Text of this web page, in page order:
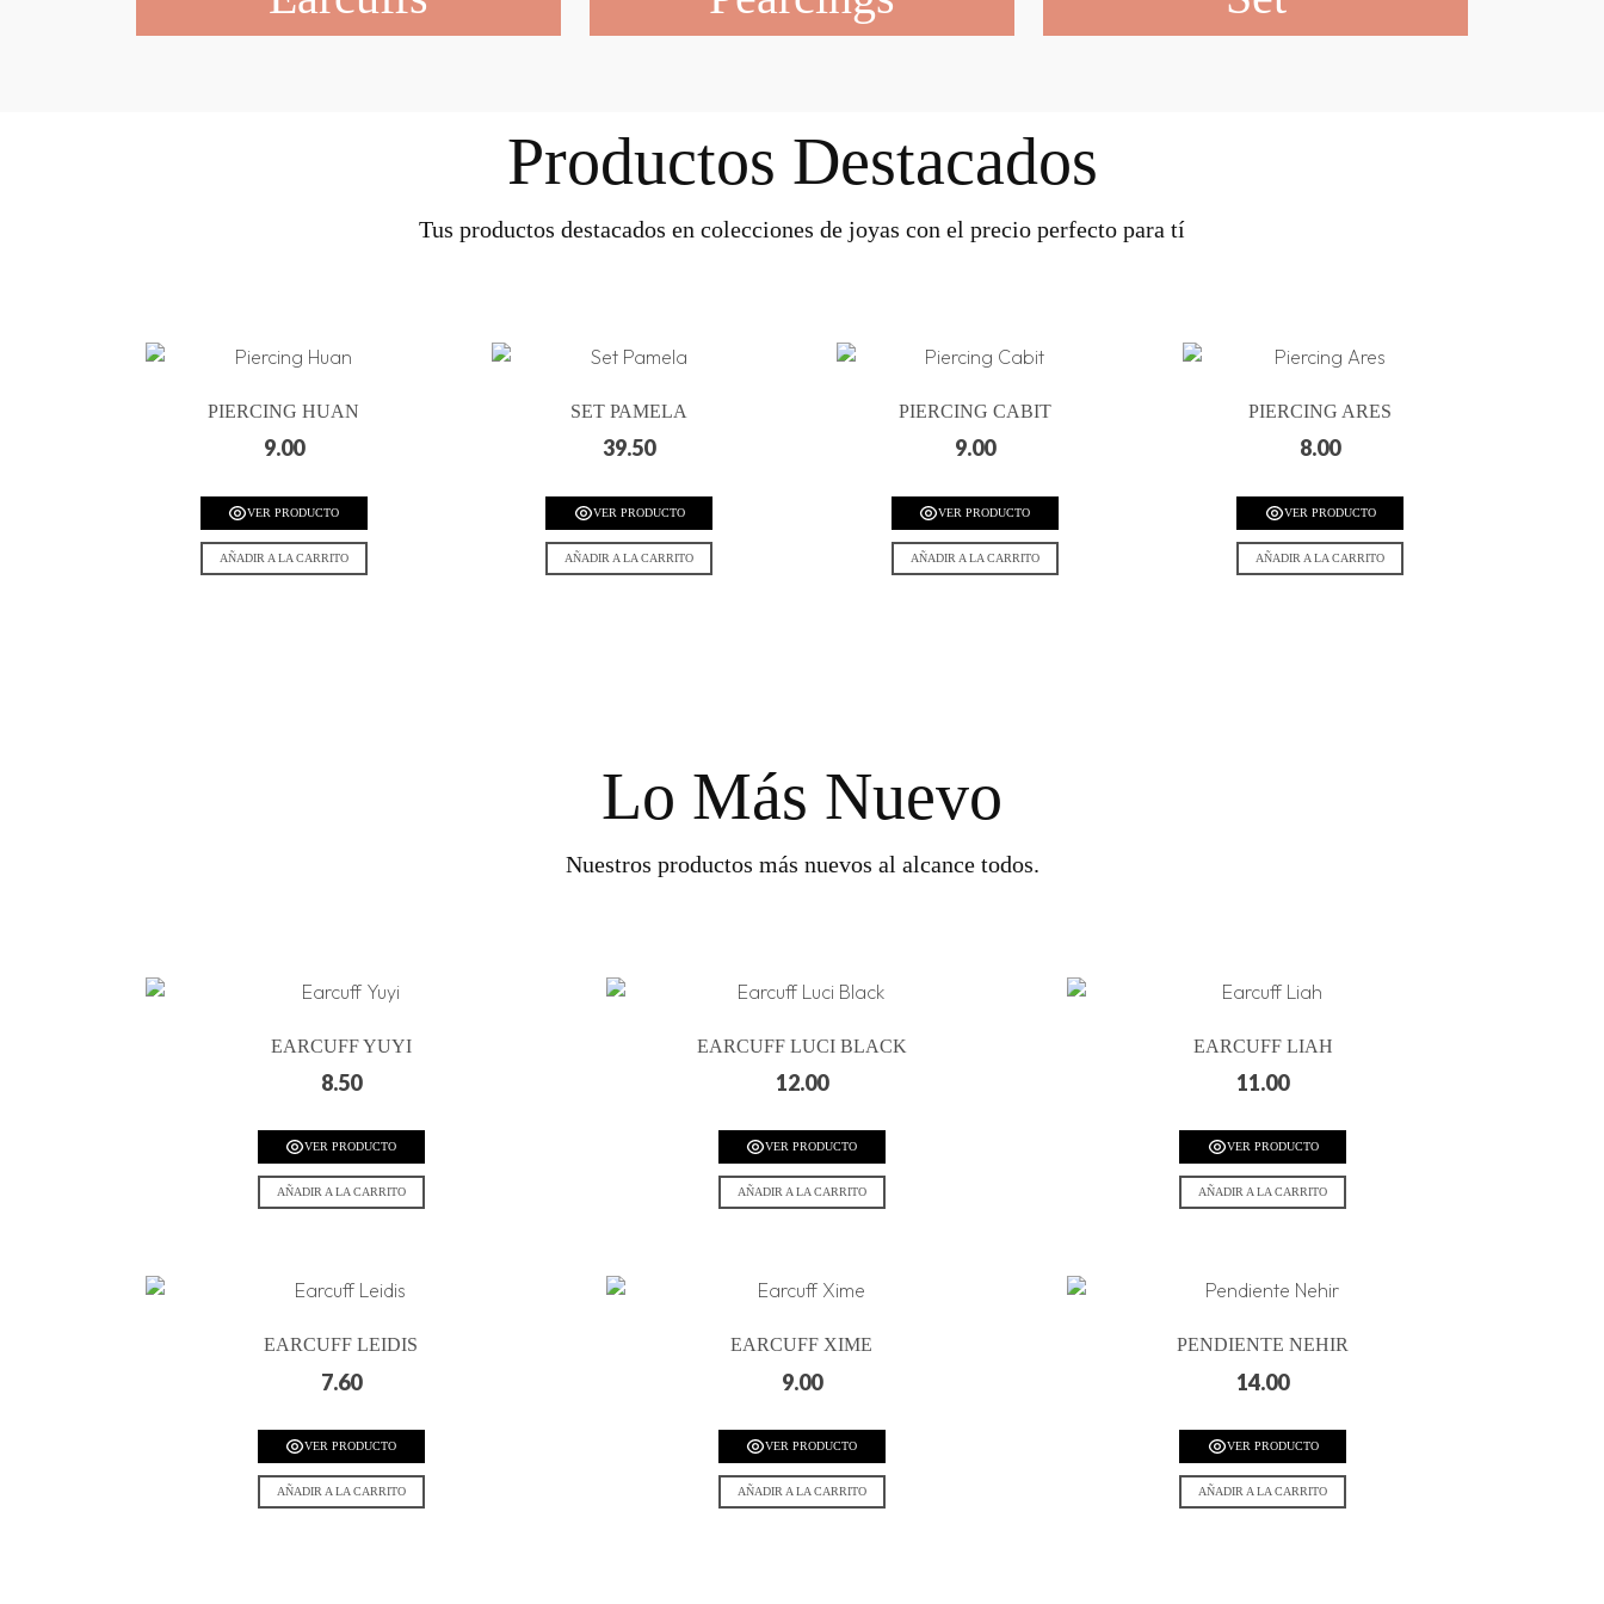
Productos Destacados
Tus productos destacados en colecciones de joyas con el precio perfecto para tí
PIERCING HUAN
9.00
VER PRODUCTO
AÑADIR A LA CARRITO
SET PAMELA
39.50
VER PRODUCTO
AÑADIR A LA CARRITO
PIERCING CABIT
9.00
VER PRODUCTO
AÑADIR A LA CARRITO
PIERCING ARES
8.00
VER PRODUCTO
AÑADIR A LA CARRITO
Lo Más Nuevo
Nuestros productos más nuevos al alcance todos.
EARCUFF YUYI
8.50
VER PRODUCTO
AÑADIR A LA CARRITO
EARCUFF LUCI BLACK
12.00
VER PRODUCTO
AÑADIR A LA CARRITO
EARCUFF LIAH
11.00
VER PRODUCTO
AÑADIR A LA CARRITO
EARCUFF LEIDIS
7.60
VER PRODUCTO
AÑADIR A LA CARRITO
EARCUFF XIME
9.00
VER PRODUCTO
AÑADIR A LA CARRITO
PENDIENTE NEHIR
14.00
VER PRODUCTO
AÑADIR A LA CARRITO